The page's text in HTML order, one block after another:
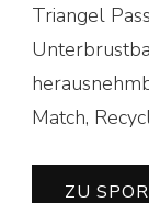
Triangel
Match,
ZU